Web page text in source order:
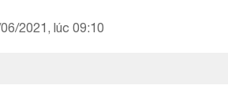
2021, lúc 09:10